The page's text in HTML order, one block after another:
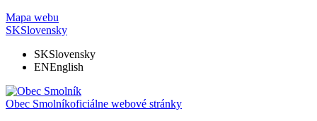
Mapa webu
SKSlovensky
SKSlovensky
ENEnglish
Obec Smolníkoficiálne webové stránky